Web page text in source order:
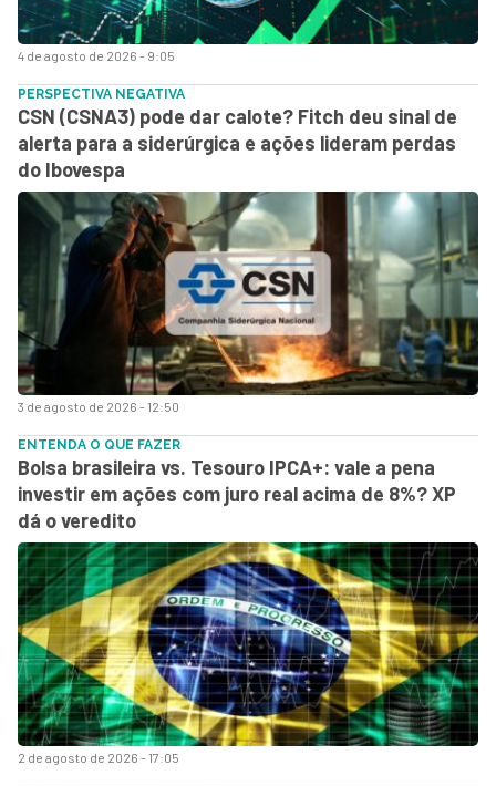
4 de agosto de 2026 - 9:05
3 de agosto de 2026 - 12:50
PERSPECTIVA NEGATIVA
CSN (CSNA3) pode dar calote? Fitch deu sinal de
alerta para a siderúrgica e ações lideram perdas
do Ibovespa
2 de agosto de 2026 - 17:05
ENTENDA O QUE FAZER
Bolsa brasileira vs. Tesouro IPCA+: vale a pena
investir em ações com juro real acima de 8%? XP
dá o veredito